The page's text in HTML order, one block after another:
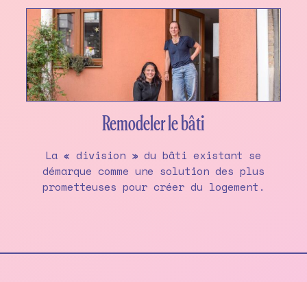
Remodeler le bâti
La « division » du bâti existant se
démarque comme une solution des plus
prometteuses pour créer du logement.